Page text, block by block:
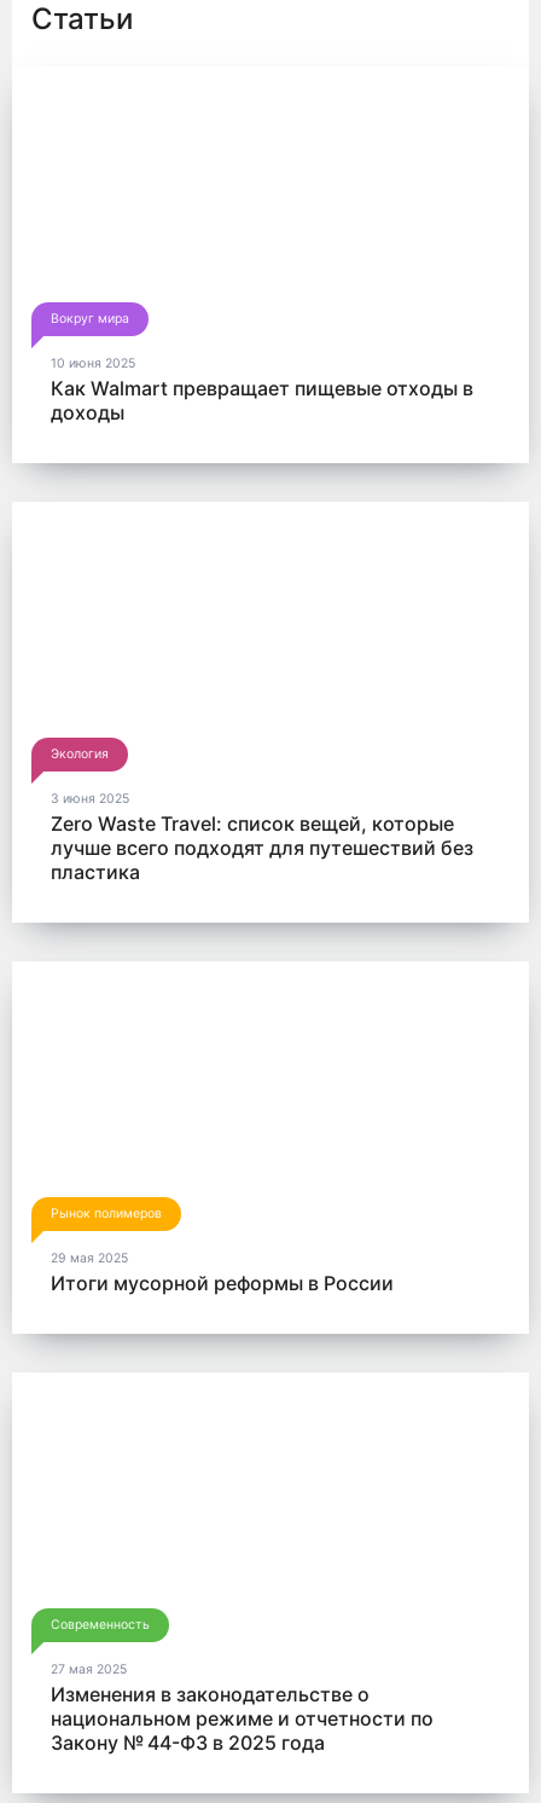
Статьи
Вокруг мира
10 июня 2025
Как Walmart превращает пищевые отходы в
доходы
Экология
3 июня 2025
Zero Waste Travel: список вещей, которые
лучше всего подходят для путешествий без
пластика
Рынок полимеров
29 мая 2025
Итоги мусорной реформы в России
Современность
27 мая 2025
Изменения в законодательстве о
национальном режиме и отчетности по
Закону № 44-ФЗ в 2025 года